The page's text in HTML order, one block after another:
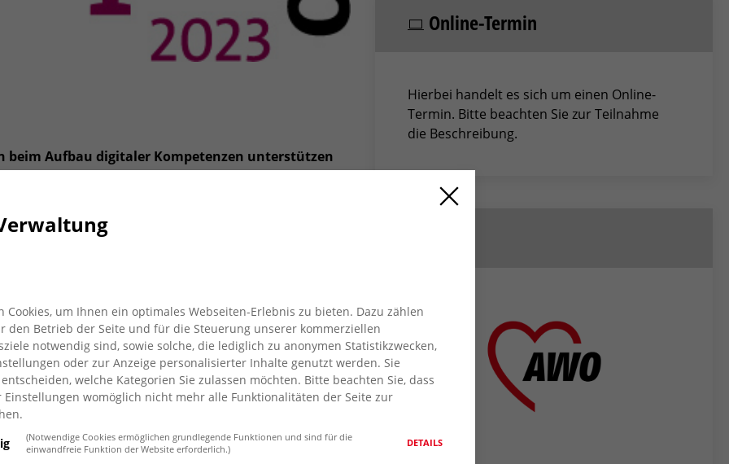
beim Aufbau digitaler Kompetenzen unterstützen
Kreuz e.V.; Deutscher Caritasverband e. V.; Der
Herausforderung, digitale Teilhabe für alle zu
Ungerechtigkeiten ein.
vondigitalen Kompetenzeneine zentrale
und sicher in der digitalen Welt bewegen zu
im Blick, welche das Handwerkszeug für den
digitaler Kompetenzen und wo findet das
Online-Termin
Hierbei handelt es sich um einen Online-
Termin. Bitte beachten Sie zur Teilnahme
die Beschreibung.
Cookies, um Ihnen ein optimales Webseiten-Erlebnis zu bieten. Dazu zählen
den Betrieb der Seite und für die Steuerung unserer kommerziellen
notwendig sind, sowie solche, die lediglich zu anonymen Statistikzwecken,
oder zur Anzeige personalisierter Inhalte genutzt werden. Sie
welche Kategorien Sie zulassen möchten. Bitte beachten Sie, dass
Einstellungen womöglich nicht mehr alle Funktionalitäten der Seite zur
(Notwendige Cookies ermöglichen grundlegende Funktionen und sind für die
einwandfreie Funktion der Website erforderlich.)
DETAILS